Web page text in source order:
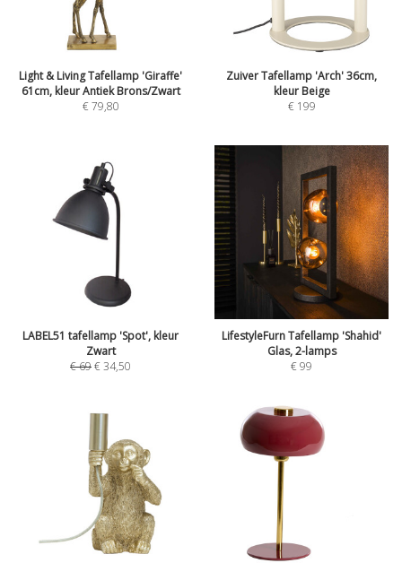
Light & Living Tafellamp 'Giraffe'
61cm, kleur Antiek Brons/Zwart
€79,80
Zuiver Tafellamp 'Arch' 36cm,
kleur Beige
€ 199
LABEL51 tafellamp 'Spot', kleur
Zwart
€69€34,50
LifestyleFurn Tafellamp 'Shahid'
Glas, 2-lamps
€99